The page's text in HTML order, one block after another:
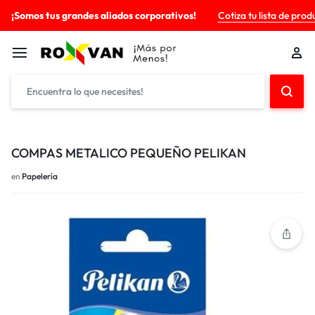
¡Somos tus grandes aliados corporativos! Cotiza tu lista de
COMPAS METALICO PEQUEÑO PELIKAN
en Papelería